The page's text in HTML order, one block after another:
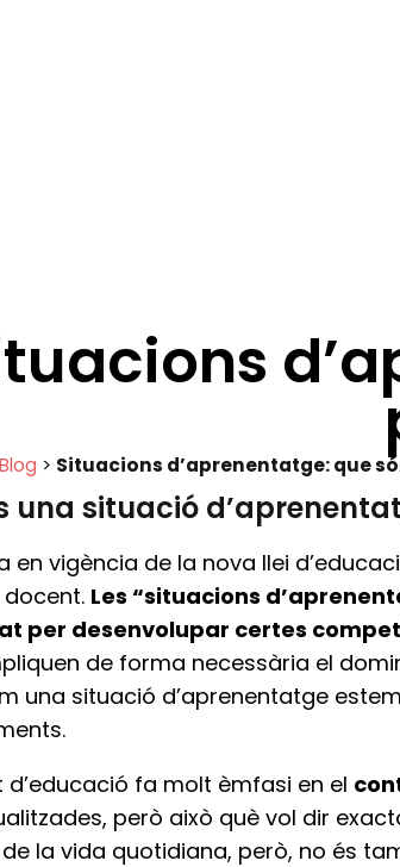
Blog > Situacions d’aprenentatge: que
una situació
en vigència de la nova llei
Les “situacions
per desenvolupar certes
de forma necessària el
una situació d’aprenentatge
d’educació fa molt èmfasi en el
però això què vol dir
la vida quotidiana, però, no és